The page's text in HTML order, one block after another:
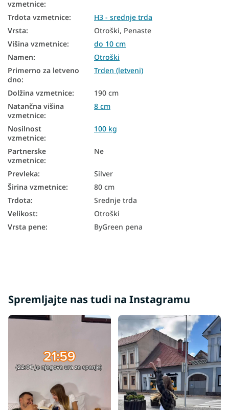
Antialergijske vzmetnice
Antibakterijske vzmetnice
Otroške vzmetnice iz PUR pene
Trdota vzmetnice H3
vzmetnice:
Trdota vzmetnice:
H3 - srednje trda
Vrsta:
Otroški, Penaste
Višina vzmetnice:
do 10 cm
Namen:
Otroški
Primerno za letveno
dno:
Trden (letveni)
Dolžina vzmetnice:
190 cm
Natančna višina
vzmetnice:
8 cm
Nosilnost
vzmetnice:
100 kg
Partnerske
vzmetnice:
Ne
Prevleka:
Silver
Širina vzmetnice:
80 cm
Trdota:
Srednje trda
Velikost:
Otroški
Vrsta pene: ByGreen pena
Spremljajte nas tudi na Instagramu